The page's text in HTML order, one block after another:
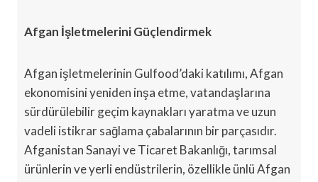
Afgan İşletmelerini Güçlendirmek
Afgan işletmelerinin Gulfood’daki katılımı, Afgan
ekonomisini yeniden inşa etme, vatandaşlarına
sürdürülebilir geçim kaynakları yaratma ve uzun
vadeli istikrar sağlama çabalarının bir parçasıdır.
Afganistan Sanayi ve Ticaret Bakanlığı, tarımsal
ürünlerin ve yerli endüstrilerin, özellikle ünlü Afgan